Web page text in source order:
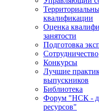
квалификации
Оценка
занятости
Подготовка
Сотрудничество
Конкурсы
Лучшие
выпускников
Библиотека
Форум "НСК -
ресурсов"